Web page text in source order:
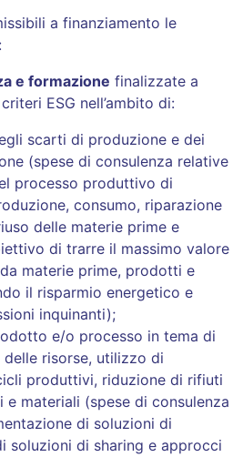
a finanziamento le
e formazione finalizzate a
ESG nell’ambito di:
scarti di produzione e dei
(spese di consulenza relative
processo produttivo di
consumo, riparazione
delle materie prime e
di trarre il massimo valore
materie prime, prodotti e
il risparmio energetico e
inquinanti);
e/o processo in tema di
risorse, utilizzo di
produttivi, riduzione di rifiuti
materiali (spese di consulenza
di soluzioni di
soluzioni di sharing e approcci